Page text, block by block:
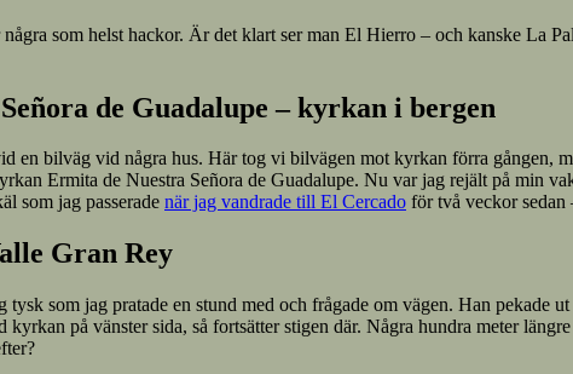
som helst hackor. Är det klart ser man El Hierro – och kanske
de Guadalupe – kyrkan i bergen
en bilväg vid några hus. Här tog vi bilvägen mot kyrkan förra gången,
Ermita de Nuestra Señora de Guadalupe. Nu var jag rejält på min
som jag passerade när jag vandrade till El Cercado för två veckor
Gran Rey
som jag pratade en stund med och frågade om vägen. Han
kyrkan på vänster sida, så fortsätter stigen där. Några hundra meter